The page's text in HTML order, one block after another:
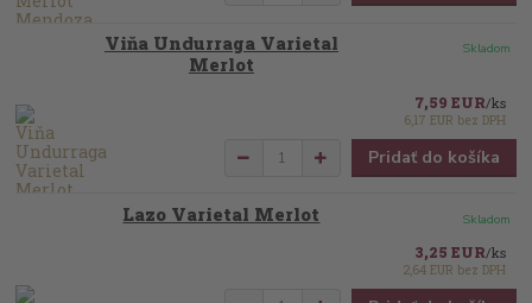
Viňa Undurraga Varietal
Merlot
7,59 EUR/ks
6,17 EURbez DPH
Skladom
Pridať do košíka
Lazo Varietal Merlot
3,25 EUR/ks
2,64 EURbez DPH
Skladom